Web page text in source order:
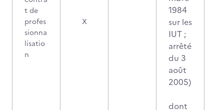
t de
profes
sionna
lisatio
n
X
1984
sur les
IUT ;
arrêté
du 3
août
2005)
dont